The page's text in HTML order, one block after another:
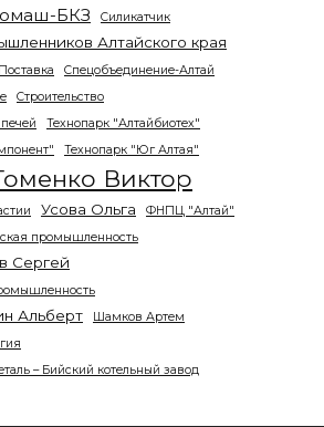
БКЗ
Силикатчик
Алтайского края
Спецобъединение-Алтай
Строительство
Технопарк "Алтайбиотех"
Технопарк "Юг Алтая"
Виктор
Усова Ольга
ФНПЦ "Алтай"
промышленность
Сергей
Альберт
Шамков Артем
– Бийский котельный завод